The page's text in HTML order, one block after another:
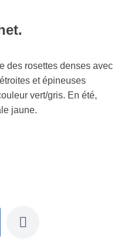
des rosettes denses avec
et épineuses
vert/gris. En été,
jaune.